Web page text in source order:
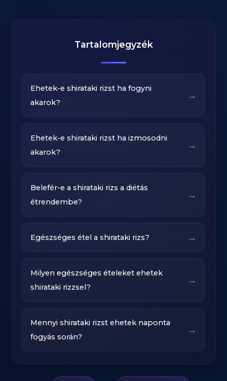
Tartalomjegyzék
Ehetek-e shirataki rizst ha fogyni
akarok?
→
Ehetek-e shirataki rizst ha izmosodni
akarok?
→
Belefér-e a shirataki rizs a diétás
étrendembe?
→
Egészséges étel a shirataki rizs? →
Milyen egészséges ételeket ehetek
shirataki rizzsel?
→
Mennyi shirataki rizst ehetek naponta
fogyás során?
→